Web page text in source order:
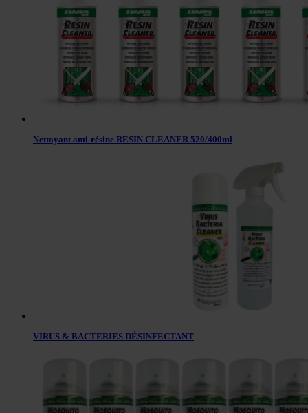
Nettoyant anti-résine RESIN CLEANER 520/400ml
VIRUS & BACTERIES DÉSINFECTANT